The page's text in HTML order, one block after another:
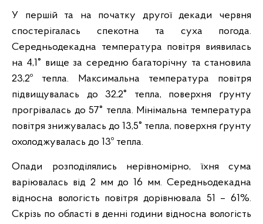
У першій та на початку другої декади червня
спостерігалась спекотна та суха погода.
Середньодекадна температура повітря виявилась
на 4,1° вище за середню багаторічну та становила
23,2º тепла. Максимальна температура повітря
підвищувалась до 32,2° тепла, поверхня ґрунту
прогрівалась до 57° тепла. Мінімальна температура
повітря знижувалась до 13,5° тепла, поверхня ґрунту
охолоджувалась до 13º тепла.
Опади розподілялись нерівномірно, їхня сума
варіювалась від 2 мм до 16 мм. Середньодекадна
відносна вологість повітря дорівнювала 51 – 61%.
Скрізь по області в денні години відносна вологість